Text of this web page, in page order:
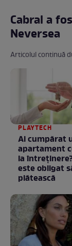
Cabral a
Neversea
Articolul continuă
PLAYTECH
Ai cumpărat
apartament
la
este obligat
plătească